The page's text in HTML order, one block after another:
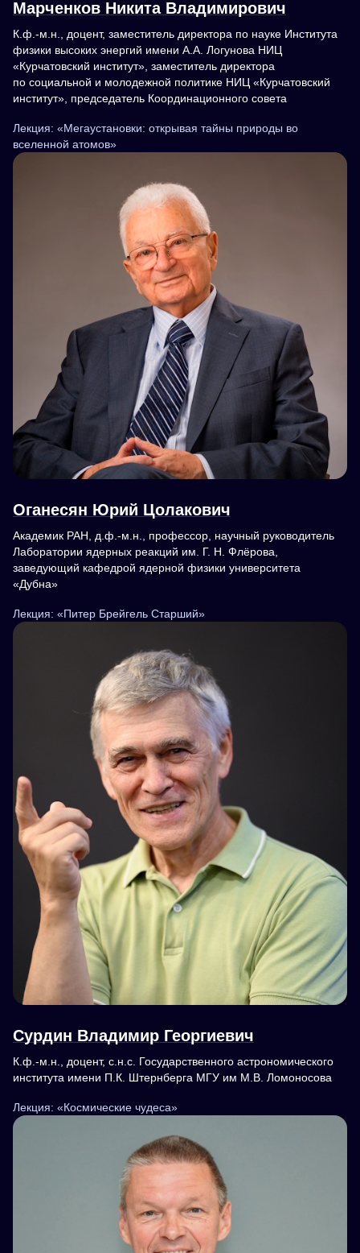
Марченков Никита Владимирович
К.ф.-м.н., доцент, заместитель директора по науке Института
физики высоких энергий имени А.А. Логунова НИЦ
«Курчатовский институт», заместитель директора
по социальной и молодежной политике НИЦ «Курчатовский
институт», председатель Координационного совета
Лекция: «Мегаустановки: открывая тайны природы во
вселенной атомов»
Оганесян Юрий Цолакович
Академик РАН, д.ф.-м.н., профессор, научный руководитель
Лаборатории ядерных реакций им. Г. Н. Флёрова,
заведующий кафедрой ядерной физики университета
«Дубна»
Лекция: «Питер Брейгель Старший»
Сурдин Владимир Георгиевич
К.ф.-м.н., доцент, с.н.с. Государственного астрономического
института имени П.К. Штернберга МГУ им М.В. Ломоносова
Лекция: «Космические чудеса»